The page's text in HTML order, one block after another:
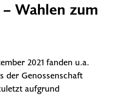
Wahlen zum
2021 fanden u.a.
der Genossenschaft
aufgrund